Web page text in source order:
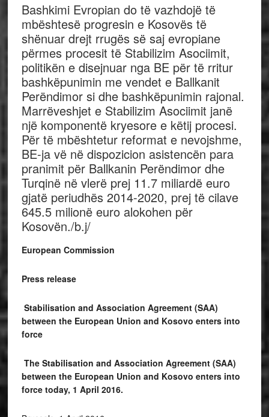
Bashkimi Evropian do të vazhdojë të
mbështesë progresin e Kosovës të
shënuar drejt rrugës së saj evropiane
përmes procesit të Stabilizim Asociimit,
politikën e disejnuar nga BE për të rritur
bashkëpunimin me vendet e Ballkanit
Perëndimor si dhe bashkëpunimin rajonal.
Marrëveshjet e Stabilizim Asociimit janë
një komponentë kryesore e këtij procesi.
Për të mbështetur reformat e nevojshme,
BE-ja vë në dispozicion asistencën para
pranimit për Ballkanin Perëndimor dhe
Turqinë në vlerë prej 11.7 miliardë euro
gjatë periudhës 2014-2020, prej të cilave
645.5 milionë euro alokohen për
Kosovën./b.j/
European Commission
Press release
Stabilisation and Association Agreement (SAA)
between the European Union and Kosovo enters into
force
The Stabilisation and Association Agreement (SAA)
between the European Union and Kosovo enters into
force today, 1 April 2016.